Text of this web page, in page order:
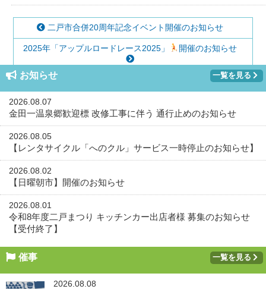
二戸市合併20周年記念イベント開催のお知らせ
2025年「アップルロードレース2025」 開催のお知らせ
お知らせ 一覧を見る
2026.08.07
金田一温泉郷歓迎標 改修工事に伴う 通行止めのお知らせ
2026.08.05
【レンタサイクル「へのクル」サービス一時停止のお知らせ】
2026.08.02
【日曜朝市】開催のお知らせ
2026.08.01
令和8年度二戸まつり キッチンカー出店者様 募集のお知らせ
【受付終了】
催事 一覧を見る
2026.08.08